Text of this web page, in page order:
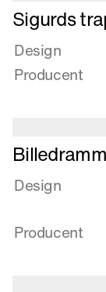
Læs
mere
om
Sigurds
trappe
Sigurds
Design
Producent
Læs
mere
om
Design
Producent